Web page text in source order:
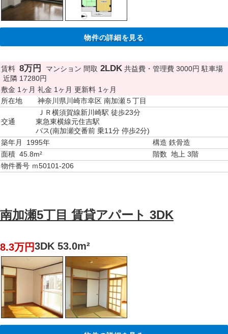
物件の詳細を見る
賃料 8万円 マンション 間取 2LDK 共益費・管理費 3000円 駐車場
近隣 17280円
敷金 1ヶ月 礼金 1ヶ月 更新料 1ヶ月
所在地
神奈川県川崎市幸区 南加瀬５丁目
交通
ＪＲ横須賀線新川崎駅 徒歩23分
東急東横線元住吉駅
バス(南加瀬交番前 乗11分 停歩2分)
築年月
1995年 構造 鉄骨造
面積 45.8m² 階数 地上 3階
物件番号 ｍ50101-206
南加瀬5丁目 賃貸アパート 3DK
8.3万円3DK 53.0m²